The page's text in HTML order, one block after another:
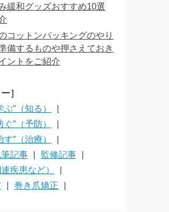
緩和グッズおすすめ10選
コットンパッキングのやり
備するものや押さえておき
ントをご紹介
］
”（知る）
”（予防）
”（治療）
記事
監修記事
疾患など）
巻き爪矯正